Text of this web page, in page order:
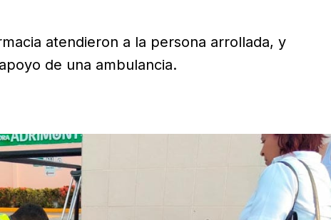
atendieron a la persona arrollada, y
de una ambulancia.